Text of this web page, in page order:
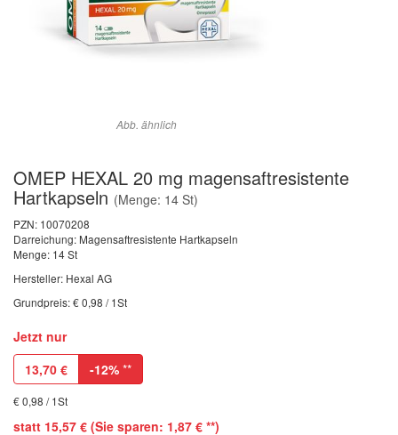
Abb. ähnlich
OMEP HEXAL 20 mg magensaftresistente
Hartkapseln (Menge: 14 St)
PZN: 10070208
Darreichung: Magensaftresistente Hartkapseln
Menge: 14 St
Hersteller: Hexal AG
Grundpreis: € 0,98 / 1St
Jetzt nur
13,70 € -12% **
€ 0,98 / 1St
statt 15,57 € (Sie sparen: 1,87 € **)